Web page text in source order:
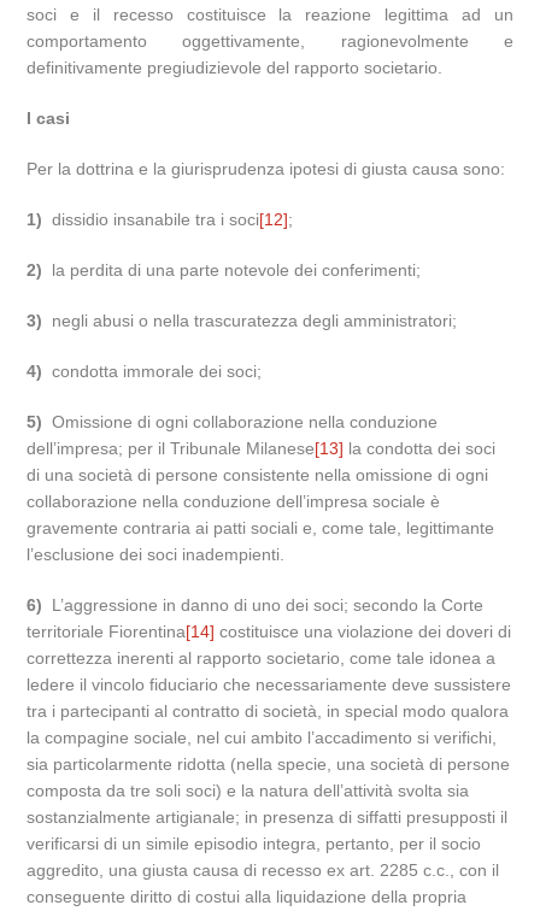
soci e il recesso costituisce la reazione legittima ad un
comportamento oggettivamente, ragionevolmente e
definitivamente pregiudizievole del rapporto societario.
I casi
Per la dottrina e la giurisprudenza ipotesi di giusta causa sono:
1)dissidio insanabile tra i soci[12];
2) la perdita di una parte notevole dei conferimenti;
3) negli abusi o nella trascuratezza degli amministratori;
4)condotta immorale dei soci;
5)Omissione di ogni collaborazione nella conduzione
dell’impresa; per il Tribunale Milanese[13] la condotta dei soci
di una società di persone consistente nella omissione di ogni
collaborazione nella conduzione dell’impresa sociale è
gravemente contraria ai patti sociali e, come tale, legittimante
l’esclusione dei soci inadempienti.
6) L’aggressione in danno di uno dei soci; secondo la Corte
territoriale Fiorentina[14] costituisce una violazione dei doveri di
correttezza inerenti al rapporto societario, come tale idonea a
ledere il vincolo fiduciario che necessariamente deve sussistere
tra i partecipanti al contratto di società, in special modo qualora
la compagine sociale, nel cui ambito l’accadimento si verifichi,
sia particolarmente ridotta (nella specie, una società di persone
composta da tre soli soci) e la natura dell’attività svolta sia
sostanzialmente artigianale; in presenza di siffatti presupposti il
verificarsi di un simile episodio integra, pertanto, per il socio
aggredito, una giusta causa di recesso ex art. 2285 c.c., con il
conseguente diritto di costui alla liquidazione della propria